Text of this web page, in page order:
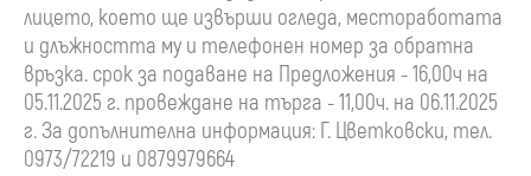
лицето, което ще извърши огледа, местоработата
и длъжността му и телефонен номер за обратна
връзка. срок за подаване на Предложения - 16,00ч на
05.11.2025 г. провеждане на търга - 11,00ч. на 06.11.2025
г. За допълнителна информация: Г. Цветковски, тел.
0973/72219 и 0879979664